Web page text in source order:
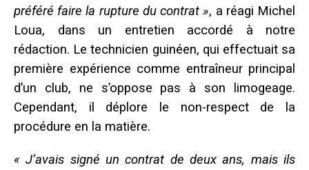
préféré faire la rupture du contrat », a réagi Michel
Loua, dans un entretien accordé à notre
rédaction. Le technicien guinéen, qui effectuait sa
première expérience comme entraîneur principal
d’un club, ne s’oppose pas à son limogeage.
Cependant, il déplore le non-respect de la
procédure en la matière.
« J’avais signé un contrat de deux ans, mais ils